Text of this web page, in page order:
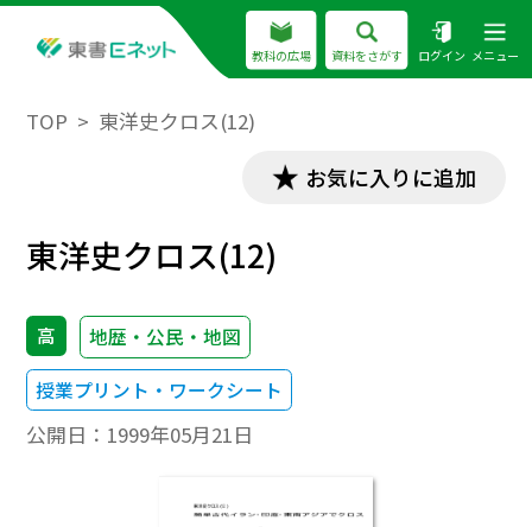
教科の広場 資料をさがす ログイン メニュー
TOP 東洋史クロス(12)
お気に入りに追加
東洋史クロス(12)
高
地歴・公民・地図
授業プリント・ワークシート
公開日： 1999年05月21日